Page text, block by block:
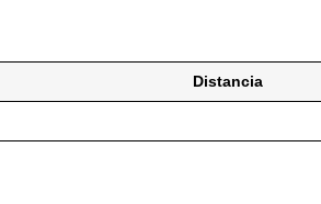
Distancia